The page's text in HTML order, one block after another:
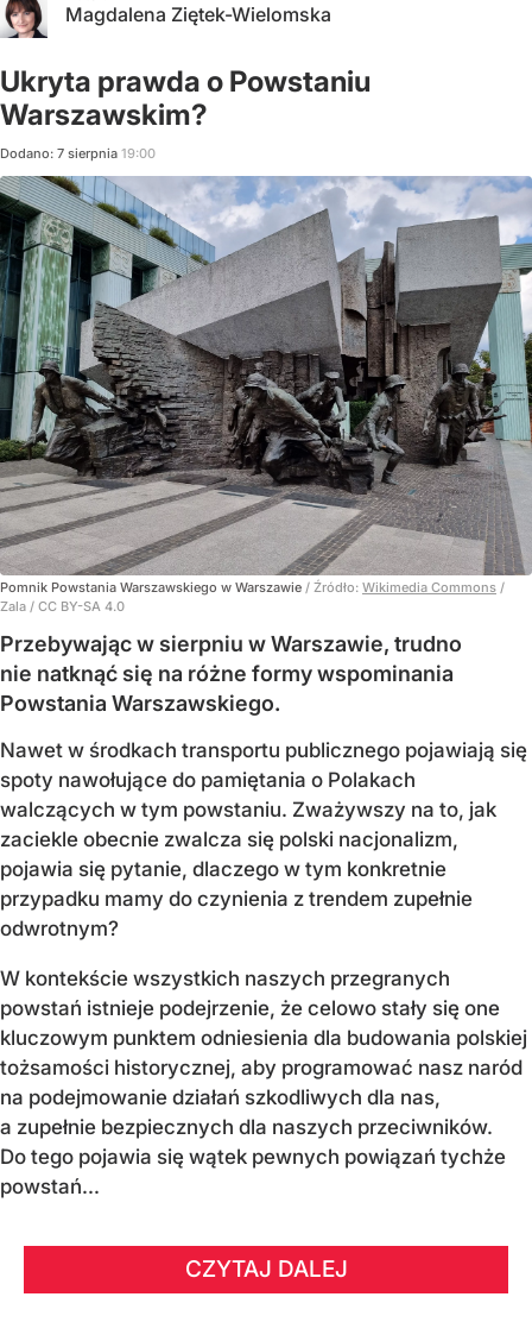
Magdalena Ziętek-Wielomska
Ukryta prawda o Powstaniu
Warszawskim?
Dodano: 7 sierpnia 19:00
Pomnik Powstania Warszawskiego w Warszawie / Źródło: Wikimedia Commons /
Zala / CC BY-SA 4.0
Przebywając w sierpniu w Warszawie, trudno
nie natknąć się na różne formy wspominania
Powstania Warszawskiego.
Nawet w środkach transportu publicznego pojawiają się
spoty nawołujące do pamiętania o Polakach
walczących w tym powstaniu. Zważywszy na to, jak
zaciekle obecnie zwalcza się polski nacjonalizm,
pojawia się pytanie, dlaczego w tym konkretnie
przypadku mamy do czynienia z trendem zupełnie
odwrotnym?
W kontekście wszystkich naszych przegranych
powstań istnieje podejrzenie, że celowo stały się one
kluczowym punktem odniesienia dla budowania polskiej
tożsamości historycznej, aby programować nasz naród
na podejmowanie działań szkodliwych dla nas,
a zupełnie bezpiecznych dla naszych przeciwników.
Do tego pojawia się wątek pewnych powiązań tychże
powstań...
CZYTAJ DALEJ